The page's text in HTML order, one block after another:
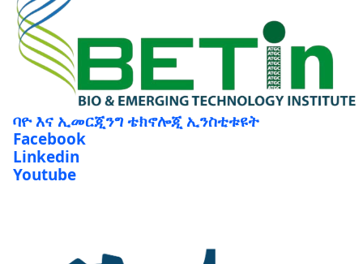
ባዮ እና ኢመርጂንግ ቴክኖሎጂ ኢንስቲቱዩት
Facebook
Linkedin
Youtube